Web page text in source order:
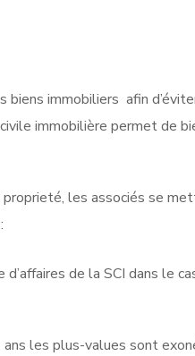
immobiliers afin
immobilière permet de
les associés se
de la SCI dans le
les plus-values sont